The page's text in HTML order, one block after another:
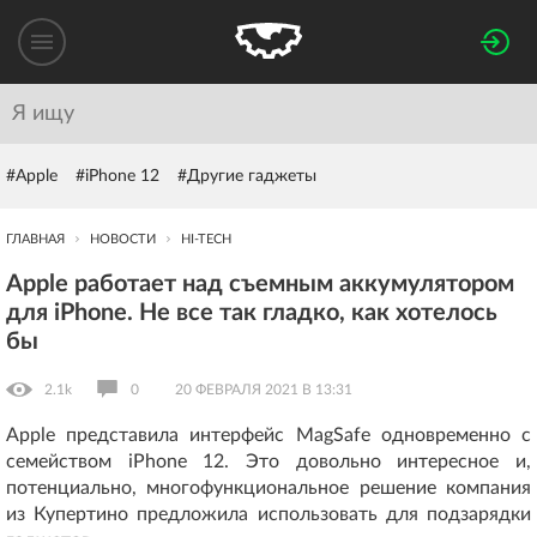
#Apple #iPhone 12 #Другие гаджеты
ГЛАВНАЯ НОВОСТИ HI-TECH
Apple работает над съемным аккумулятором
для iPhone. Не все так гладко, как хотелось
бы
2.1k 0 20 ФЕВРАЛЯ 2021 В 13:31
Apple представила интерфейс MagSafe одновременно с
семейством iPhone 12. Это довольно интересное и,
потенциально, многофункциональное решение компания
из Купертино предложила использовать для подзарядки